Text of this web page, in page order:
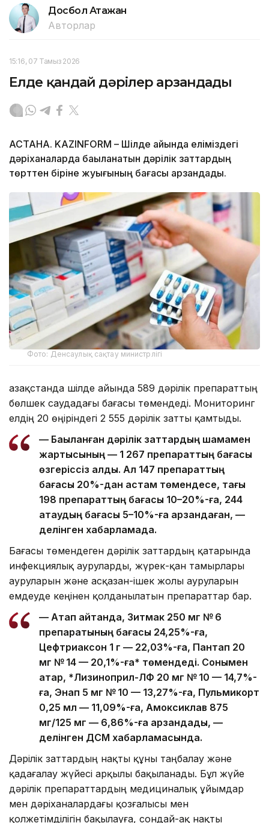
Досбол Атажан
Авторлар
15:16, 07 Тамыз 2026
Елде қандай дәрілер арзандады
АСТАНА. KAZINFORM – Шілде айында еліміздегі
дәріханаларда бақыланатын дәрілік заттардың
төрттен біріне жуығының бағасы арзандады.
Фото: Денсаулық сақтау министрлігі
Қазақстанда шілде айында 589 дәрілік препараттың
бөлшек саудадағы бағасы төмендеді. Мониторинг
елдің 20 өңіріндегі 2 555 дәрілік затты қамтыды.
— Бақыланған дәрілік заттардың шамамен
жартысының — 1 267 препараттың бағасы
өзгеріссіз қалды. Ал 147 препараттың
бағасы 20%-дан астам төмендесе, тағы
198 препараттың бағасы 10–20%-ға, 244
атаудың бағасы 5–10%-ға арзандаған, —
делінген хабарламада.
Бағасы төмендеген дәрілік заттардың қатарында
инфекциялық ауруларды, жүрек-қан тамырлары
ауруларын және асқазан-ішек жолы ауруларын
емдеуде кеңінен қолданылатын препараттар бар.
— Атап айтқанда, Зитмак 250 мг № 6
препаратының бағасы 24,25%-ға,
Цефтриаксон 1 г — 22,03%-ға, Пантап 20
мг № 14 — 20,1%-ға* төмендеді. Сонымен
қатар, *Лизиноприл-ЛФ 20 мг № 10 — 14,7%-
ға, Энап 5 мг № 10 — 13,27%-ға, Пульмикорт
0,25 мл — 11,09%-ға, Амоксиклав 875
мг/125 мг — 6,86%-ға арзандады, —
делінген ДСМ хабарламасында.
Дәрілік заттардың нақты құны таңбалау және
қадағалау жүйесі арқылы бақыланады. Бұл жүйе
дәрілік препараттардың медициналық ұйымдар
мен дәріханалардағы қозғалысы мен
қолжетімділігін бақылауға, сондай-ақ нақты